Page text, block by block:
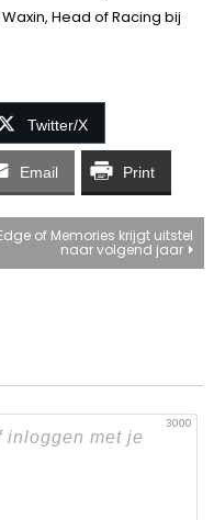
Head of Racing bij
Twitter/X
Email Print
of Memories krijgt uitstel
naar volgend jaar
3000